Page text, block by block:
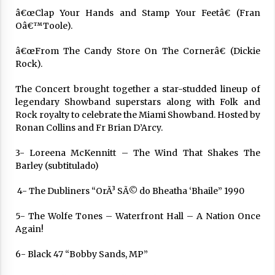
2021/10/13
Azaroak 6 Iurretan Arrosa sarearen
2021/10/04
Segura irratian Arrosaren 20 urteez
Arrosari buruzko erreportaia
â€œClap Your Hands and Stamp Your Feetâ€ (Fran
Oâ€™Toole).
â€œFrom The Candy Store On The Cornerâ€ (Dickie
Rock).
The Concert brought together a star-studded lineup of
legendary Showband superstars along with Folk and
Rock royalty to celebrate the Miami Showband. Hosted by
Ronan Collins and Fr Brian D’Arcy.
3- Loreena McKennitt – The Wind That Shakes The
Barley (subtitulado)
4- The Dubliners “OrÃ³ SÃ© do Bheatha ‘Bhaile” 1990
5- The Wolfe Tones – Waterfront Hall – A Nation Once
Again!
6- Black 47 “Bobby Sands, MP”